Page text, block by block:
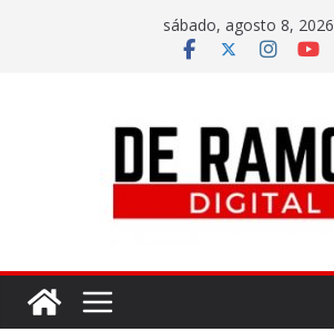
sábado, agosto 8, 2026